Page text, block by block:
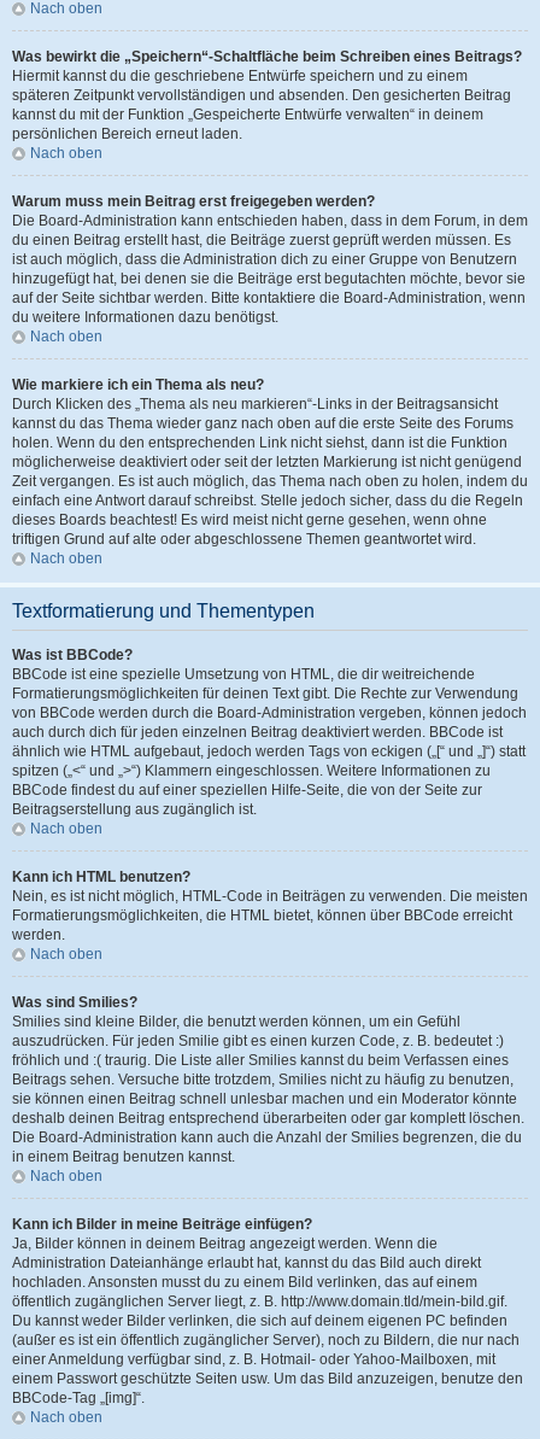
Nach oben
Was bewirkt die „Speichern“-Schaltfläche beim Schreiben eines Beitrags?
Hiermit kannst du die geschriebene Entwürfe speichern und zu einem
späteren Zeitpunkt vervollständigen und absenden. Den gesicherten Beitrag
kannst du mit der Funktion „Gespeicherte Entwürfe verwalten“ in deinem
persönlichen Bereich erneut laden.
Nach oben
Warum muss mein Beitrag erst freigegeben werden?
Die Board-Administration kann entschieden haben, dass in dem Forum, in dem
du einen Beitrag erstellt hast, die Beiträge zuerst geprüft werden müssen. Es
ist auch möglich, dass die Administration dich zu einer Gruppe von Benutzern
hinzugefügt hat, bei denen sie die Beiträge erst begutachten möchte, bevor sie
auf der Seite sichtbar werden. Bitte kontaktiere die Board-Administration, wenn
du weitere Informationen dazu benötigst.
Nach oben
Wie markiere ich ein Thema als neu?
Durch Klicken des „Thema als neu markieren“-Links in der Beitragsansicht
kannst du das Thema wieder ganz nach oben auf die erste Seite des Forums
holen. Wenn du den entsprechenden Link nicht siehst, dann ist die Funktion
möglicherweise deaktiviert oder seit der letzten Markierung ist nicht genügend
Zeit vergangen. Es ist auch möglich, das Thema nach oben zu holen, indem du
einfach eine Antwort darauf schreibst. Stelle jedoch sicher, dass du die Regeln
dieses Boards beachtest! Es wird meist nicht gerne gesehen, wenn ohne
triftigen Grund auf alte oder abgeschlossene Themen geantwortet wird.
Nach oben
Textformatierung und Thementypen
Was ist BBCode?
BBCode ist eine spezielle Umsetzung von HTML, die dir weitreichende
Formatierungsmöglichkeiten für deinen Text gibt. Die Rechte zur Verwendung
von BBCode werden durch die Board-Administration vergeben, können jedoch
auch durch dich für jeden einzelnen Beitrag deaktiviert werden. BBCode ist
ähnlich wie HTML aufgebaut, jedoch werden Tags von eckigen („[“ und „]“) statt
spitzen („<“ und „>“) Klammern eingeschlossen. Weitere Informationen zu
BBCode findest du auf einer speziellen Hilfe-Seite, die von der Seite zur
Beitragserstellung aus zugänglich ist.
Nach oben
Kann ich HTML benutzen?
Nein, es ist nicht möglich, HTML-Code in Beiträgen zu verwenden. Die meisten
Formatierungsmöglichkeiten, die HTML bietet, können über BBCode erreicht
werden.
Nach oben
Was sind Smilies?
Smilies sind kleine Bilder, die benutzt werden können, um ein Gefühl
auszudrücken. Für jeden Smilie gibt es einen kurzen Code, z. B. bedeutet :)
fröhlich und :( traurig. Die Liste aller Smilies kannst du beim Verfassen eines
Beitrags sehen. Versuche bitte trotzdem, Smilies nicht zu häufig zu benutzen,
sie können einen Beitrag schnell unlesbar machen und ein Moderator könnte
deshalb deinen Beitrag entsprechend überarbeiten oder gar komplett löschen.
Die Board-Administration kann auch die Anzahl der Smilies begrenzen, die du
in einem Beitrag benutzen kannst.
Nach oben
Kann ich Bilder in meine Beiträge einfügen?
Ja, Bilder können in deinem Beitrag angezeigt werden. Wenn die
Administration Dateianhänge erlaubt hat, kannst du das Bild auch direkt
hochladen. Ansonsten musst du zu einem Bild verlinken, das auf einem
öffentlich zugänglichen Server liegt, z. B. http://www.domain.tld/mein-bild.gif.
Du kannst weder Bilder verlinken, die sich auf deinem eigenen PC befinden
(außer es ist ein öffentlich zugänglicher Server), noch zu Bildern, die nur nach
einer Anmeldung verfügbar sind, z. B. Hotmail- oder Yahoo-Mailboxen, mit
einem Passwort geschützte Seiten usw. Um das Bild anzuzeigen, benutze den
BBCode-Tag „[img]“.
Nach oben